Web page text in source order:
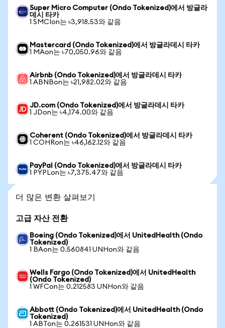
Super Micro Computer (Ondo Tokenized)에서 방글라
데시 타카
1 SMCIon는 ৳3,918.53와 같음
Mastercard (Ondo Tokenized)에서 방글라데시 타카
1 MAon는 ৳70,050.96와 같음
Airbnb (Ondo Tokenized)에서 방글라데시 타카
1 ABNBon는 ৳21,982.02와 같음
JD.com (Ondo Tokenized)에서 방글라데시 타카
1 JDon는 ৳4,174.00와 같음
Coherent (Ondo Tokenized)에서 방글라데시 타카
1 COHRon는 ৳46,162.12와 같음
PayPal (Ondo Tokenized)에서 방글라데시 타카
1 PYPLon는 ৳7,375.47와 같음
더 많은 변환 살펴보기
고급 자산 전환
Boeing (Ondo Tokenized)에서 UnitedHealth (Ondo
Tokenized)
1 BAon는 0.560841 UNHon와 같음
Wells Fargo (Ondo Tokenized)에서 UnitedHealth
(Ondo Tokenized)
1 WFCon는 0.212583 UNHon와 같음
Abbott (Ondo Tokenized)에서 UnitedHealth (Ondo
Tokenized)
1 ABTon는 0.261531 UNHon와 같음